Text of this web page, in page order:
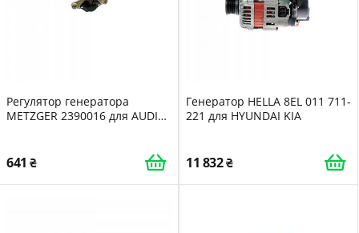
Регулятор генератора
METZGER 2390016 для AUDI
641
Генератор HELLA 8EL 011 711-
221 для HYUNDAI KIA
11 832